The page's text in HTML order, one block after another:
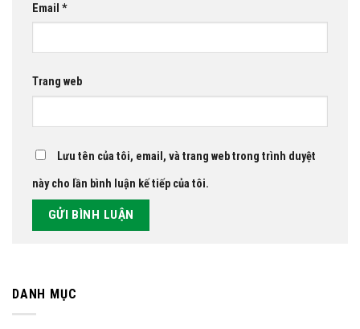
Email *
Trang web
Lưu tên của tôi, email, và trang web trong trình duyệt
này cho lần bình luận kế tiếp của tôi.
DANH MỤC